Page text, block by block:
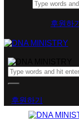
후원하기
후원하기